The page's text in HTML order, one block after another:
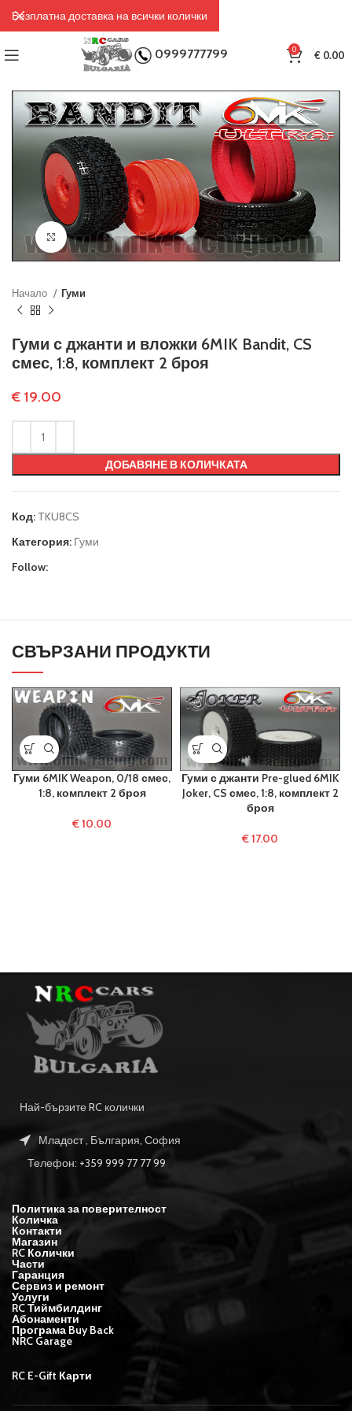
0999777799 0 €0.00
Click to enlarge
Начало Гуми
Гуми с джанти и вложки 6MIK Bandit, CS
смес, 1:8, комплект 2 броя
€ 19.00
ДОБАВЯНЕ В КОЛИЧКАТА
Код: TKU8CS
Категория: Гуми
Follow:
СВЪРЗАНИ ПРОДУКТИ
Гуми 6MIK Weapon, 0/18 смес,
1:8, комплект 2 броя
€10.00
Гуми с джанти Pre-glued 6MIK
Joker, CS смес, 1:8, комплект 2
броя
€17.00
Най-бързите RC колички
Младост , България, София
Телефон: +359 999 77 77 99
Политика за поверителност
Количка
Контакти
Магазин
RC Колички
Части
Гаранция
Сервиз и ремонт
Услуги
RC Тиймбилдинг
Абонаменти
Програма Buy Back
NRC Garage
RC E-Gift Карти
Безплатна доставка на всички колички